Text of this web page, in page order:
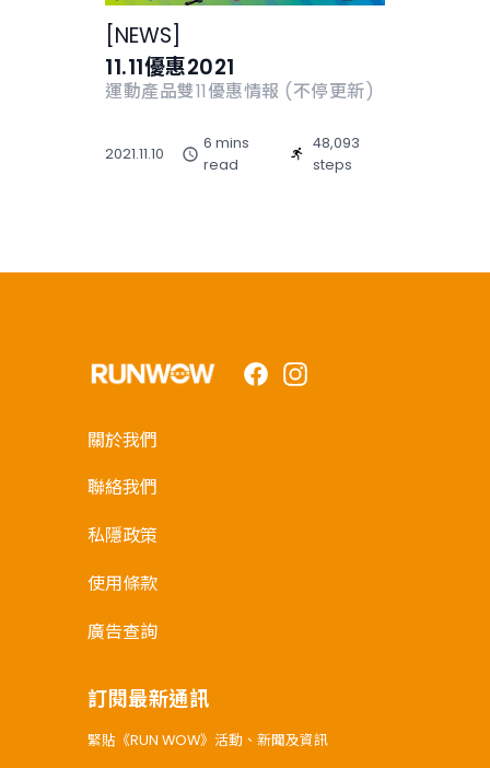
NEWS
11.11優惠2021
運動產品雙11優惠情報 (不停更新)
2021.11.10
6 mins
read
48,093
steps
FacebookInstagram
關於我們
聯絡我們
私隱政策
使用條款
廣告查詢
訂閱最新通訊
緊貼《RUN WOW》活動、新聞及資訊